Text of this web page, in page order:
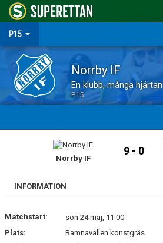
P15
Norrby IF
En klubb, många hjärtan
P15
MATCHER
TRUPPEN
Norrby IF
9 - 0
INFORMATION
Matchstart:
sön 24 maj, 11:00
Plats:
Ramnavallen konstgräs